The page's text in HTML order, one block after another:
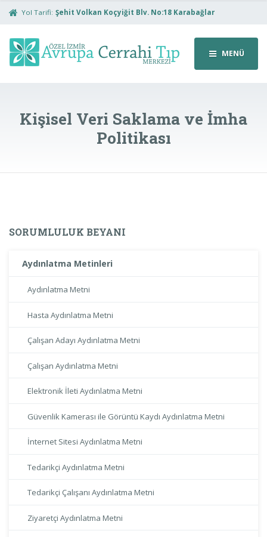
Yol Tarifi: Şehit Volkan Koçyiğit Blv. No:18 Karabağlar
MENÜ
Kişisel Veri Saklama ve İmha
Politikası
SORUMLULUK BEYANI
Aydınlatma Metinleri
Aydınlatma Metni
Hasta Aydınlatma Metni
Çalışan Adayı Aydınlatma Metni
Çalışan Aydınlatma Metni
Elektronik İleti Aydınlatma Metni
Güvenlik Kamerası ile Görüntü Kaydı Aydınlatma Metni
İnternet Sitesi Aydınlatma Metni
Tedarikçi Aydınlatma Metni
Tedarikçi Çalışanı Aydınlatma Metni
Ziyaretçi Aydınlatma Metni